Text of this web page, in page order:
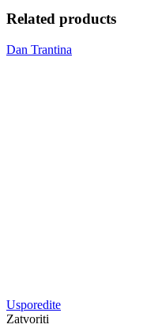
Related products
Dan Trantina
Usporedite
Zatvoriti